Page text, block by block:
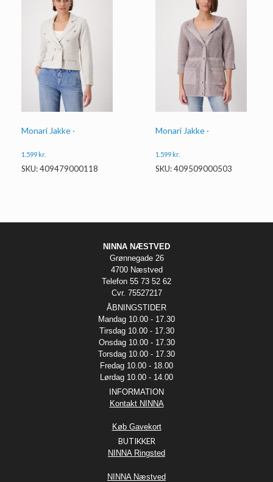
Monari Jakke ·
1.599kr.
SKU: 409479000118
Monari Jakke ·
1.599kr.
SKU: 409509000503
NINNA NÆSTVED
Grønnegade 26
4700 Næstved
Telefon 55 73 52 62
Cvr. 75527217
ÅBNINGSTIDER
Mandag 10.00 - 17.30
Tirsdag 10.00 - 17.30
Onsdag 10.00 - 17.30
Torsdag 10.00 - 17.30
Fredag 10.00 - 18.00
Lørdag 10.00 - 14.00
INFORMATION
Kontakt NINNA
Køb Gavekort
BUTIKKER
NINNA Ringsted
NINNA Næstved